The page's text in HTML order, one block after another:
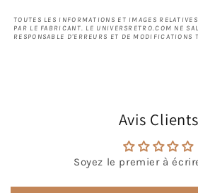
TOUTES LES INFORMATIONS ET IMAGES
PAR LE FABRICANT. LE UNIVERSRETRO.COM NE
RESPONSABLE D'ERREURS ET DE MODIFICATIONS
Avis Clients
Soyez le premier à